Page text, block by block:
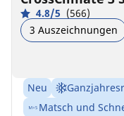
4.8/5 (566)
3 Auszeichnungen
Neu
Matsch und